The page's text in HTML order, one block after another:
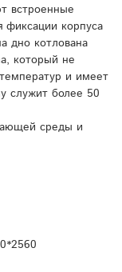
встроенные
фиксации корпуса
дно котлована
который не
и имеет
служит более 50
среды и